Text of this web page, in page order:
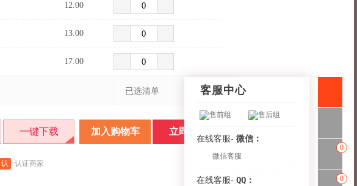
12.00
13.00
17.00
已选清单
一键下载 加入购物车 立即购买
认 认证商家
客服中心
售前组 售后组
在线客服- 微信：
微信客服
在线客服- QQ：
0
0